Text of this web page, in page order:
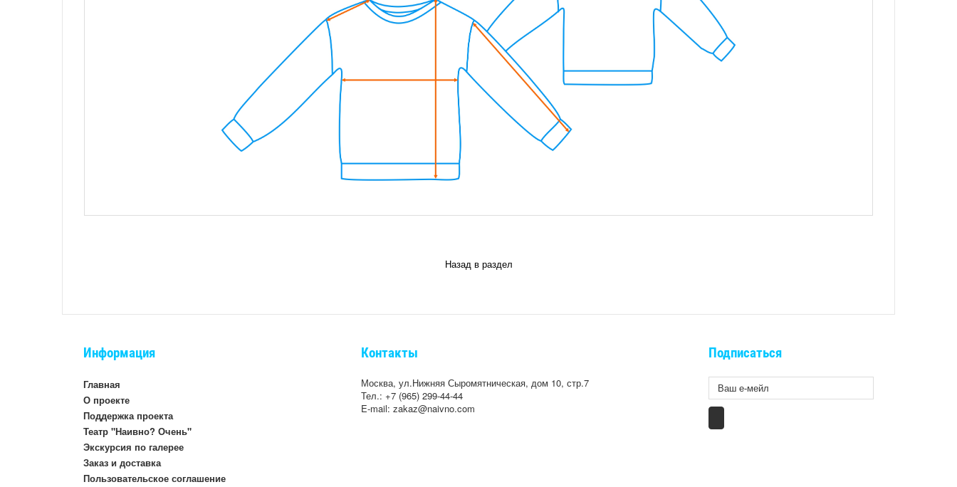
Назад в раздел
Информация
Главная
О проекте
Поддержка проекта
Театр "Наивно? Очень"
Экскурсия по галерее
Заказ и доставка
Пользовательское соглашение
Контакты
Москва, ул.Нижняя Сыромятническая, дом 10, стр.7
Тел.: +7 (965) 299-44-44
E-mail: zakaz@naivno.com
Подписаться